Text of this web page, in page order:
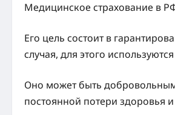
Медицинское страхование в
Его цель состоит в
случая, для этого
Оно может быть
постоянной потери здоровья